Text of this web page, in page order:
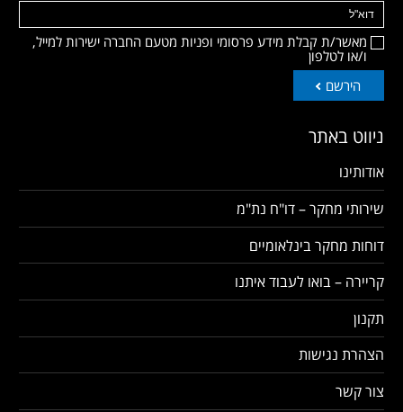
מאשר/ת קבלת מידע פרסומי ופניות מטעם החברה ישירות למייל,
ו/או לטלפון
הירשם
ניווט באתר
אודותינו
שירותי מחקר – דו"ח נת"מ
דוחות מחקר בינלאומיים
קריירה – בואו לעבוד איתנו
תקנון
הצהרת נגישות
צור קשר